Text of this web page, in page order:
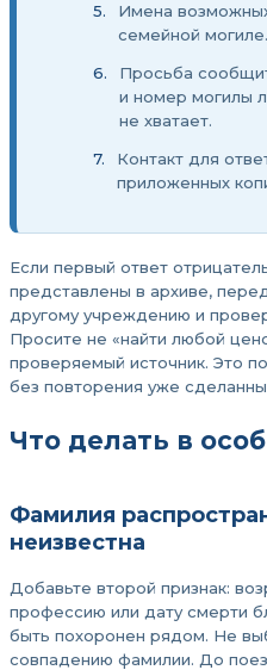
Имена
семейной могиле.
Просьба
и номер могилы
не хватает.
Контакт для
приложенных
Если первый ответ
представлены в архиве,
другому учреждению и
Просите не «найти любой
проверяемый источник. Это
без повторения уже
Что делать в
Фамилия
неизвестна
Добавьте второй признак:
профессию или дату смерти
быть похоронен рядом. Не
совпадению фамилии. До